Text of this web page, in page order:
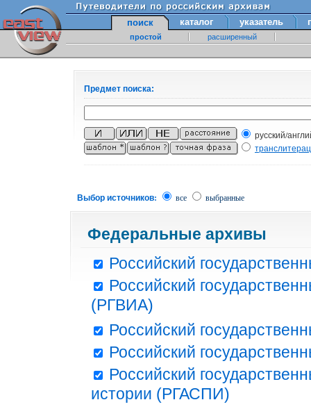
поиск каталог указатель
простой расширенный
Предмет поиска:
русский/
Выбор источников: все выбранные
Федеральные архивы
Российский
Российский
(РГВИА)
Российский
Российский
Российский
истории (РГАСПИ)